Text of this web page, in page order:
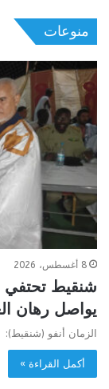
منوعات
8 أغسطس، 2026
شنقيط تحتفي
يواصل رهان
الزمان أنفو (شنقيط):
أكمل القراءة »